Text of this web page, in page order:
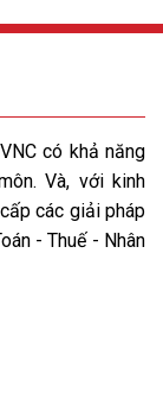
có khả năng
Và, với kinh
các giải pháp
- Thuế - Nhân